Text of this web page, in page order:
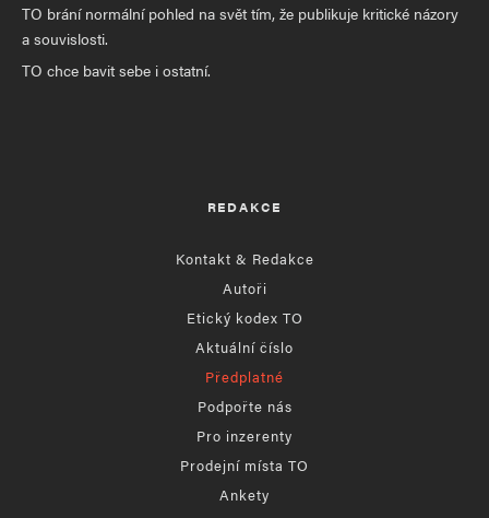
TO brání normální pohled na svět tím, že publikuje kritické názory
a souvislosti.
TO chce bavit sebe i ostatní.
REDAKCE
Kontakt & Redakce
Autoři
Etický kodex TO
Aktuální číslo
Předplatné
Podpořte nás
Pro inzerenty
Prodejní místa TO
Ankety